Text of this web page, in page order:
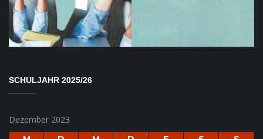
SCHULJAHR 2025/26
Dezember 2023